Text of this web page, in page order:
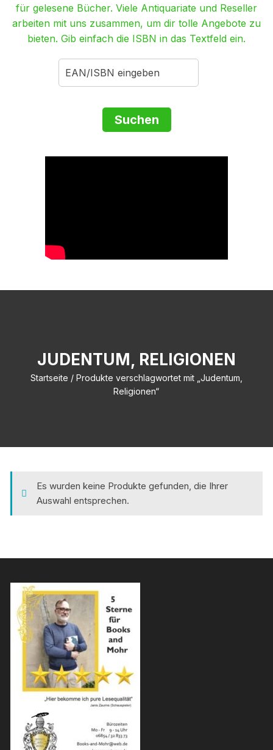
für gelesene Bücher. Viele Antiquariate und Reseller
arbeiten mit uns zusammen, um dir tolle Angebote zu
bieten. Gib einfach die ISBN in das Textfeld ein.
JUDENTUM, RELIGIONEN
Startseite / Produkte verschlagwortet mit „Judentum,
Religionen“
Es wurden keine Produkte gefunden, die Ihrer
Auswahl entsprechen.